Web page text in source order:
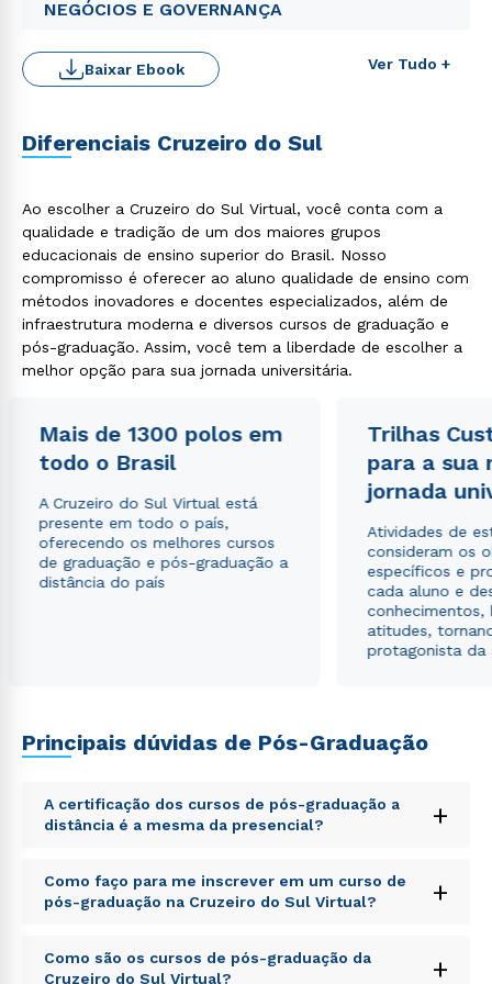
NEGÓCIOS E GOVERNANÇA
Ver Tudo +
Baixar Ebook
Diferenciais Cruzeiro do Sul
Ao escolher a Cruzeiro do Sul Virtual, você conta com a
qualidade e tradição de um dos maiores grupos
educacionais de ensino superior do Brasil. Nosso
compromisso é oferecer ao aluno qualidade de ensino com
métodos inovadores e docentes especializados, além de
infraestrutura moderna e diversos cursos de graduação e
pós-graduação. Assim, você tem a liberdade de escolher a
melhor opção para sua jornada universitária.
Mais de 1300 polos em
todo o Brasil
A Cruzeiro do Sul Virtual está
presente em todo o país,
oferecendo os melhores cursos
de graduação e pós-graduação a
distância do país
Trilhas
para a sua
jornada
Atividades de
consideram os
específicos e
cada aluno e
conhecimentos,
atitudes,
protagonista da
Principais dúvidas de Pós-Graduação
A certificação dos cursos de pós-graduação a
distância é a mesma da presencial?
+
Sed ut perspiciatis unde omnis iste natus error sit
voluptatem accusantium doloremque laudantium,
totam rem aperiam, eaque ipsa quae ab illo inventore
explicabo. Nemo enim ipsam voluptatem quia
voluptas sit aspernatur aut odit aut fugit, sed quia
Como faço para me inscrever em um curso de
pós-graduação na Cruzeiro do Sul Virtual?
+
Sed ut perspiciatis unde omnis iste natus error sit
voluptatem accusantium doloremque laudantium,
Como são os cursos de pós-graduação da
Cruzeiro do Sul Virtual?
+
Estou de acordo com aPolítica de Privacidade.e
autorizo que meus dados sejam utilizados para o
envio de conteúdos da Cruzeiro do Sul.